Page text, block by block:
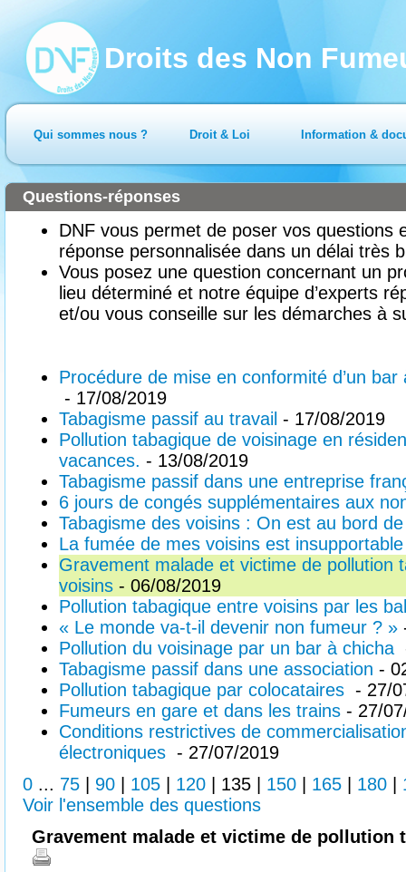
Droits des Non
Qui sommes nous ? Droit & Loi Information &
DNF vous permet de poser vos questions
réponse personnalisée dans un délai très
Vous posez une question concernant un
lieu déterminé et notre équipe d’experts
et/ou vous conseille sur les démarches à
Questions-réponses
Procédure de mise en conformité d’un
- 17/08/2019
Tabagisme passif au travail - 17/08/2019
Pollution tabagique de voisinage en
vacances. - 13/08/2019
Tabagisme passif dans une entreprise
6 jours de congés supplémentaires aux
Tabagisme des voisins : On est au bord
La fumée de mes voisins est insupportable
Gravement malade et victime de pollution
voisins - 06/08/2019
Pollution tabagique entre voisins par les
« Le monde va-t-il devenir non fumeur ? »
Pollution du voisinage par un bar à chicha
Tabagisme passif dans une association -
Pollution tabagique par colocataires - 27/
Fumeurs en gare et dans les trains - 27/
Conditions restrictives de
électroniques - 27/07/2019
0 ... 75 90 105 120 135 150 165 180
Voir l'ensemble des questions
Gravement malade et victime de pollution